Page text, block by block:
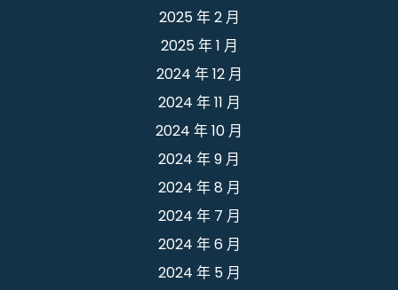
2025 年 2 月
2025 年 1 月
2024 年 12 月
2024 年 11 月
2024 年 10 月
2024 年 9 月
2024 年 8 月
2024 年 7 月
2024 年 6 月
2024 年 5 月